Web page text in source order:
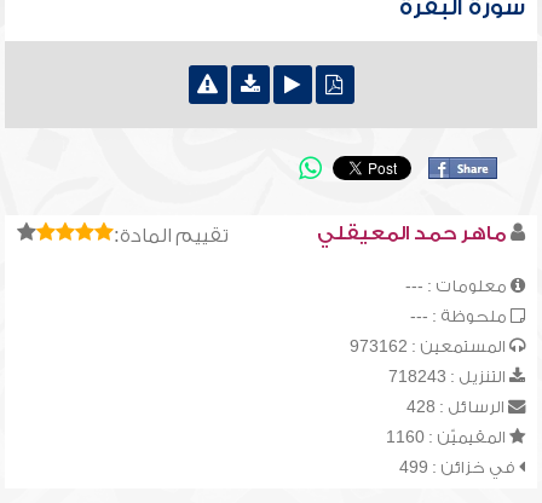
سورة البقرة
تقييم المادة: ماهر حمد المعيقلي
معلومات : ---
ملحوظة : ---
المستمعين : 973162
التنزيل : 718243
الرسائل : 428
المقيميّن : 1160
في خزائن : 499